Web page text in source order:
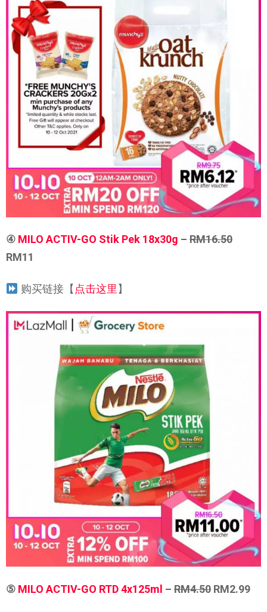
④ MILO ACTIV-GO Stik Pek 18x30g – RM16.50
RM11
购买链接【 点击这里 】
⑤ MILO ACTIV-GO RTD 4x125ml – RM4.50 RM2.99